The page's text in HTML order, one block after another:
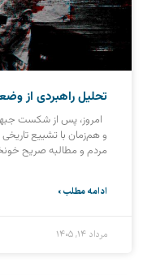
تحلیل راهبردی از
امروز، پس از شکست
و هم‌زمان با تشییع
مردم و مطالبه صریح
ادامه مطلب »
مرداد ۱۴, ۱۴۰۵